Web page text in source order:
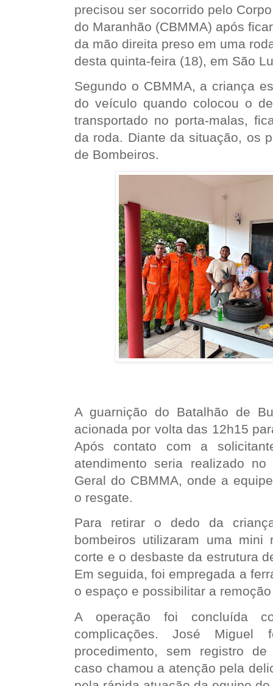
precisou ser socorrido pelo
do Maranhão (CBMMA) após
da mão direita preso em uma
desta quinta-feira (18), em São
Segundo o CBMMA, a criança
do veículo quando colocou o
transportado no porta-malas,
da roda. Diante da situação, os
de Bombeiros.
A guarnição do Batalhão de
acionada por volta das 12h15
Após contato com a
atendimento seria realizado
Geral do CBMMA, onde a
o resgate.
Para retirar o dedo da
bombeiros utilizaram uma mini
corte e o desbaste da estrutura
Em seguida, foi empregada a
o espaço e possibilitar a
A operação foi concluída
complicações. José
procedimento, sem registro
caso chamou a atenção pela